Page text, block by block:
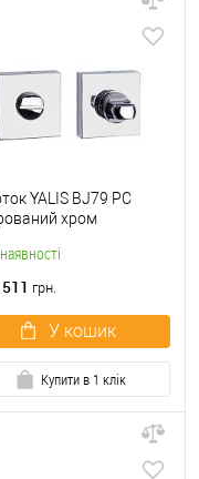
YALIS BJ79 PC
хром
511 грн.
У кошик
Купити в 1 клік